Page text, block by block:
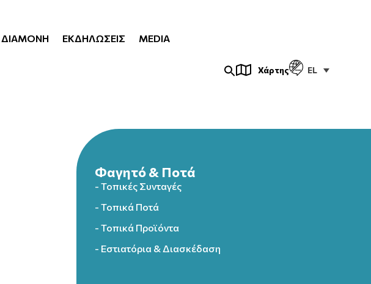
ΔΙΑΜΟΝΉ ΕΚΔΗΛΏΣΕΙΣ MEDIA
Χάρτης EL
Φαγητό & Ποτά
- Τοπικές Συνταγές
- Τοπικά Ποτά
- Τοπικά Προϊόντα
- Εστιατόρια & Διασκέδαση